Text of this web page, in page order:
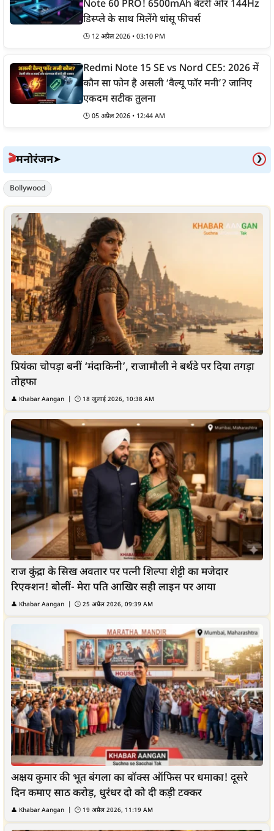
Note 60 PRO! 6500mAh बैटरी और 144Hz
डिस्प्ले के साथ मिलेंगे धांसू फीचर्स
🕒 12 अप्रैल 2026 • 03:10 PM
Redmi Note 15 SE vs Nord CE5: 2026 में
कौन सा फोन है असली ‘वैल्यू फॉर मनी’? जानिए
एकदम सटीक तुलना
🕒 05 अप्रैल 2026 • 12:44 AM
🎬मनोरंजन➤ ❯
Bollywood
प्रियंका चोपड़ा बनीं ‘मंदाकिनी’, राजामौली ने बर्थडे पर दिया तगड़ा
तोहफा
👤 Khabar Aangan | 🕒 18 जुलाई 2026, 10:38 AM
राज कुंद्रा के सिख अवतार पर पत्नी शिल्पा शेट्टी का मजेदार
रिएक्शन! बोलीं- मेरा पति आखिर सही लाइन पर आया
👤 Khabar Aangan | 🕒 25 अप्रैल 2026, 09:39 AM
अक्षय कुमार की भूत बंगला का बॉक्स ऑफिस पर धमाका! दूसरे
दिन कमाए साठ करोड़, धुरंधर दो को दी कड़ी टक्कर
👤 Khabar Aangan | 🕒 19 अप्रैल 2026, 11:19 AM